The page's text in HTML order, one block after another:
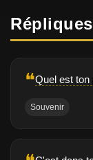
❝Quel est ton
Souvenir